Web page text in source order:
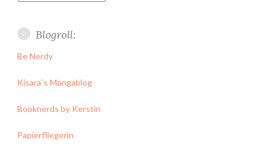
Blogroll:
Be Nerdy
Kisara´s Mangablog
Booknerds by Kerstin
Papierfliegerin